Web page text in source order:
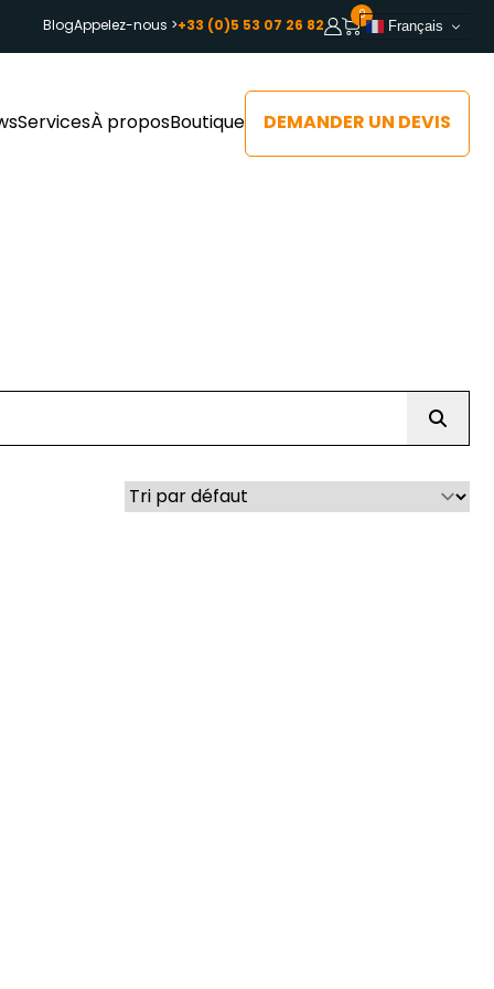
BlogAppelez-nous >+33 (0)5 53 07 26 82
0
Français
ServicesÀ proposBoutique DEMANDER UN DEVIS